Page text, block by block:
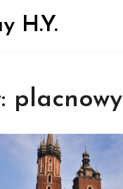
H.Y.
placnowy